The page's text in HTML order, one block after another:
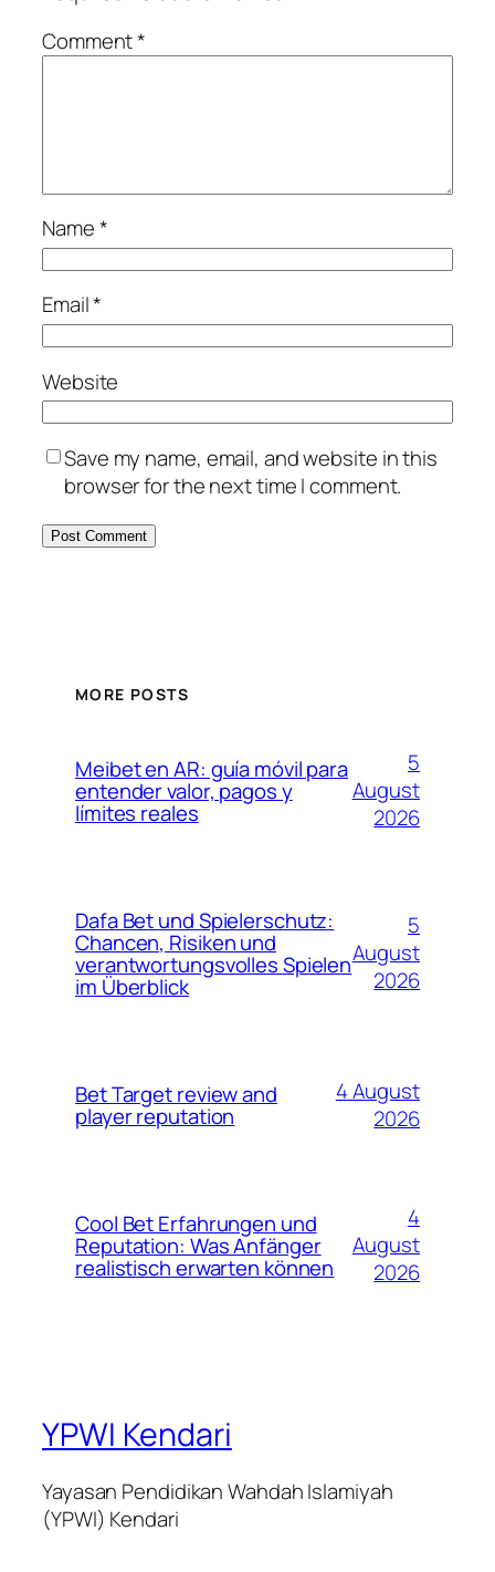
Comment*
Name*
Email*
Website
Save my name, email, and website in this
browser for the next time I comment.
MORE POSTS
Meibet en AR: guía móvil para
entender valor, pagos y
límites reales
5
August
2026
Dafa Bet und Spielerschutz:
Chancen, Risiken und
verantwortungsvolles Spielen
im Überblick
5
August
2026
Bet Target review and
player reputation
4 August
2026
Cool Bet Erfahrungen und
Reputation: Was Anfänger
realistisch erwarten können
4
August
2026
YPWI Kendari
Yayasan Pendidikan Wahdah Islamiyah
(YPWI) Kendari